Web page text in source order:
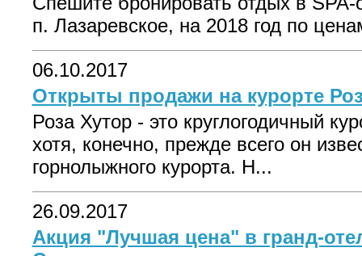
п. Лазаревское, на 2018 год по
06.10.2017
Открыты продажи на курорте
Роза Хутор - это круглогодичный
хотя, конечно, прежде всего он
горнолыжного курорта. Н...
26.09.2017
Акция "Лучшая цена" в гранд-